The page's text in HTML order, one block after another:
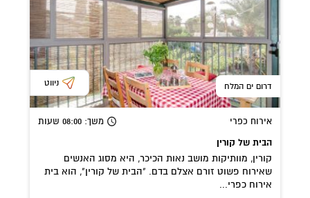
דרום ים המלח ניווט
אירוח כפרי משך: 08:00 שעות
הבית של קורין
קורין, מוותיקות מושב נאות הכיכר, היא מסוג האנשים
שאירוח פשוט זורם אצלם בדם. "הבית של קורין", הוא בית
אירוח כפרי...